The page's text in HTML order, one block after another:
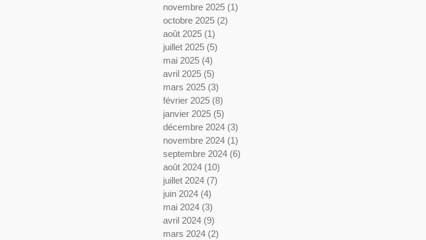
novembre 2025 (1)
octobre 2025 (2)
août 2025 (1)
juillet 2025 (5)
mai 2025 (4)
avril 2025 (5)
mars 2025 (3)
février 2025 (8)
janvier 2025 (5)
décembre 2024 (3)
novembre 2024 (1)
septembre 2024 (6)
août 2024 (10)
juillet 2024 (7)
juin 2024 (4)
mai 2024 (3)
avril 2024 (9)
mars 2024 (2)